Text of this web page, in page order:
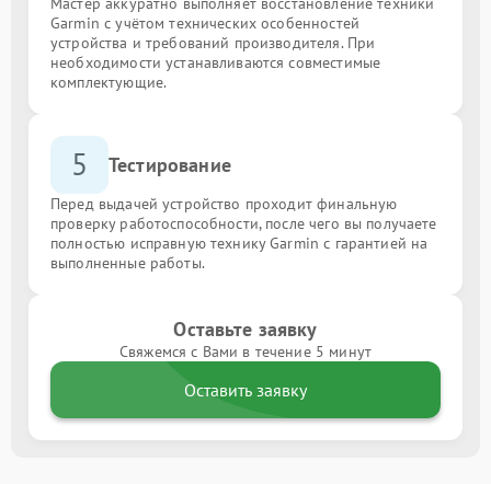
Garmin с учётом технических особенностей
устройства и требований производителя. При
необходимости устанавливаются совместимые
комплектующие.
5 Тестирование
Перед выдачей устройство проходит финальную
проверку работоспособности, после чего вы получаете
полностью исправную технику Garmin с гарантией на
выполненные работы.
Оставьте заявку
Свяжемся с Вами в течение 5 минут
Оставить заявку